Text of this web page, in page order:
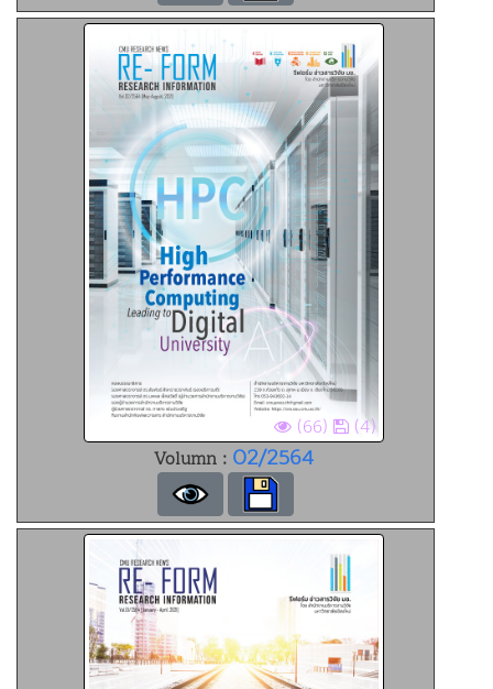
(66)
(4)
Volumn : 02/2564